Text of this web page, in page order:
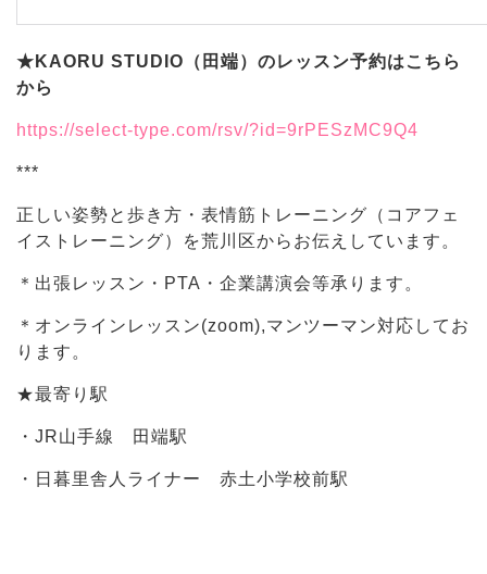
★KAORU STUDIO（田端）のレッスン予約はこちら
から
https://select-type.com/rsv/?id=9rPESzMC9Q4
***
正しい姿勢と歩き方・表情筋トレーニング（コアフェ
イストレーニング）を荒川区からお伝えしています。
＊出張レッスン・PTA・企業講演会等承ります。
＊オンラインレッスン(zoom),マンツーマン対応してお
ります。
★最寄り駅
・JR山手線 田端駅
・日暮里舎人ライナー 赤土小学校前駅